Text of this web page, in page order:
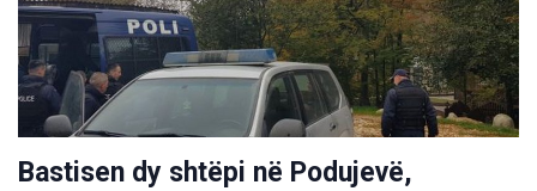
Bastisen dy shtëpi në Podujevë,